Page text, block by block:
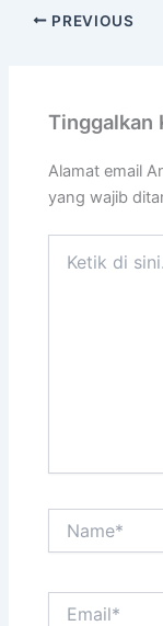
PREVIOUS
Tinggalkan
Alamat email
yang wajib